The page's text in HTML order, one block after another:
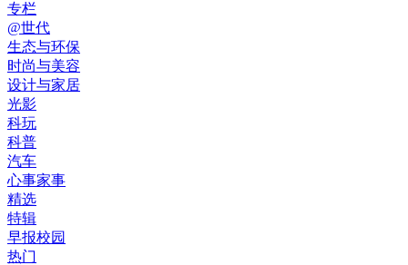
专栏
@世代
生态与环保
时尚与美容
设计与家居
光影
科玩
科普
汽车
心事家事
精选
特辑
早报校园
热门